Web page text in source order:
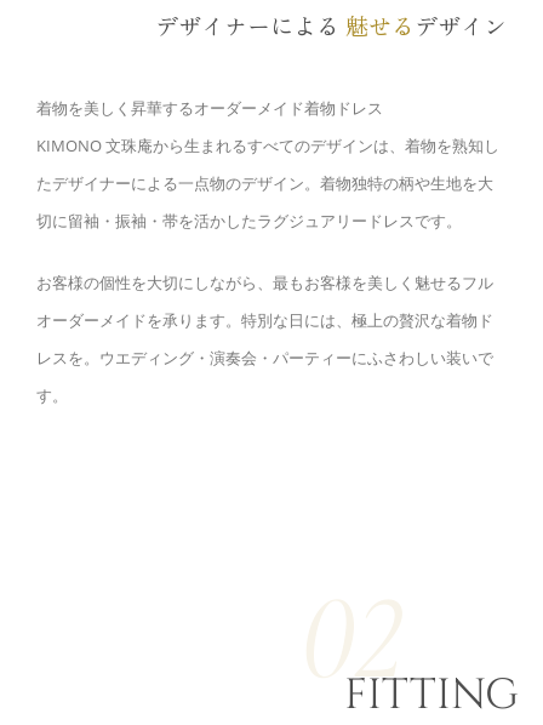
デザイナーによる 魅せる デザイン
着物を美しく昇華するオーダーメイド着物ドレス
KIMONO 文珠庵から生まれるすべてのデザインは、着物を熟知し
たデザイナーによる一点物のデザイン。着物独特の柄や生地を大
切に留袖・振袖・帯を活かしたラグジュアリードレスです。
お客様の個性を大切にしながら、最もお客様を美しく魅せるフル
オーダーメイドを承ります。特別な日には、極上の贅沢な着物ド
レスを。ウエディング・演奏会・パーティーにふさわしい装いで
す。
02
FITTING